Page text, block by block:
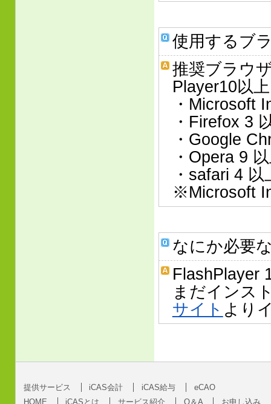
使用するブ
推奨ブラウ
Player10以
・Microsoft
・Firefox 3
・Google
・Opera 9
・safari 4 以
※Microsoft
なにか必要
FlashPlayer
まだインス
サイト より
提供サービス iCAS会計 iCAS給与
eCAO
HOME
iCASとは サービス紹介 Q＆A お申し込み